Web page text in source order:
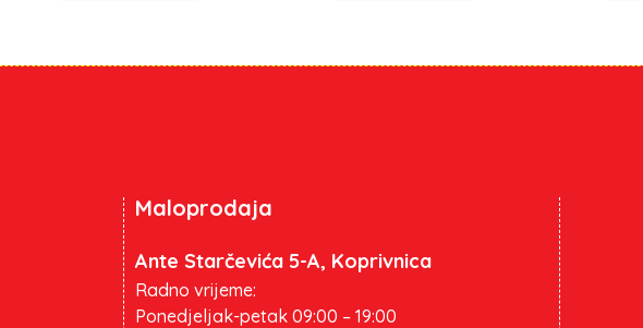
Maloprodaja
Ante Starčevića 5-A, Koprivnica
Radno vrijeme:
Ponedjeljak-petak 09:00 – 19:00